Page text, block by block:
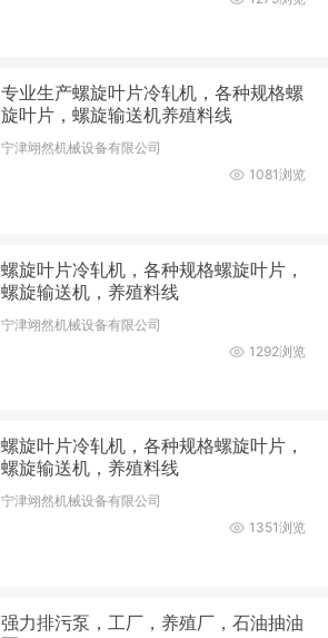
专业生产螺旋叶片冷轧机，各种规格螺
旋叶片，螺旋输送机养殖料线
宁津翊然机械设备有限公司
1081浏览
螺旋叶片冷轧机，各种规格螺旋叶片，
螺旋输送机，养殖料线
宁津翊然机械设备有限公司
1292浏览
螺旋叶片冷轧机，各种规格螺旋叶片，
螺旋输送机，养殖料线
宁津翊然机械设备有限公司
1351浏览
强力排污泵，工厂，养殖厂，石油抽油